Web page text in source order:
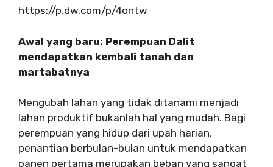
https://p.dw.com/p/4ontw
Awal yang baru: Perempuan Dalit
mendapatkan kembali tanah dan
martabatnya
Mengubah lahan yang tidak ditanami menjadi
lahan produktif bukanlah hal yang mudah. Bagi
perempuan yang hidup dari upah harian,
penantian berbulan-bulan untuk mendapatkan
panen pertama merupakan beban yang sangat